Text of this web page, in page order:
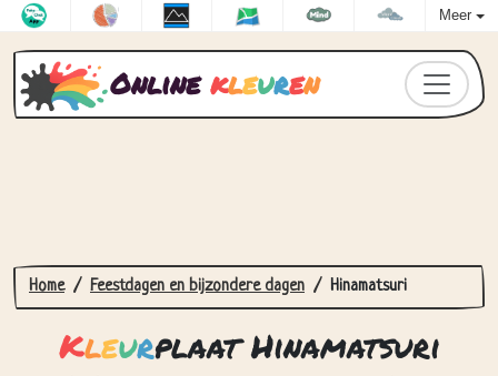
Meer
Online kleuren
Home Feestdagen en bijzondere dagen Hinamatsuri
Kleurplaat Hinamatsuri